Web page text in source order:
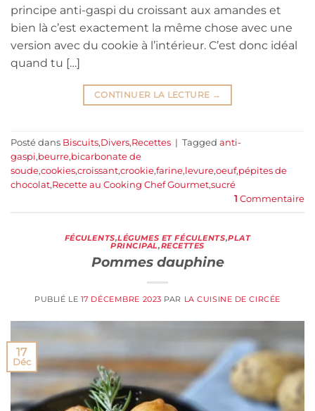
principe anti-gaspi du croissant aux amandes et
bien là c’est exactement la même chose avec une
version avec du cookie à l’intérieur. C’est donc idéal
quand tu […]
CONTINUER LA LECTURE →
Posté dans Biscuits,Divers,Recettes | Tagged anti-
gaspi,beurre,bicarbonate de
soude,cookies,croissant,crookie,farine,levure,oeuf,pépites de
chocolat,Recette au Cooking Chef Gourmet,sucré
1 Commentaire
FÉCULENTS,LÉGUMES ET FÉCULENTS,PLAT
PRINCIPAL,RECETTES
Pommes dauphine
PUBLIÉ LE 17 DÉCEMBRE 2023 PAR LA CUISINE DE CIRCÉE
17
Déc